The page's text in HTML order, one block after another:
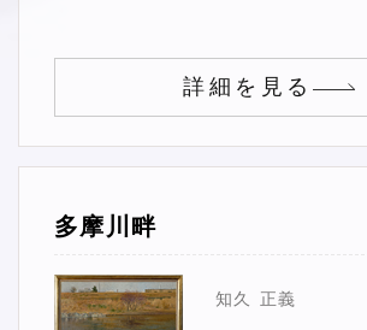
詳細を見る
多摩川畔
知久 正義